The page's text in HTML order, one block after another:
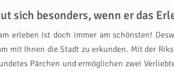
sich besonders, wenn er das
erleben ist doch immer am schönsten!
mit Ihnen die Stadt zu erkunden. Mit der
Pärchen und ermöglichen zwei